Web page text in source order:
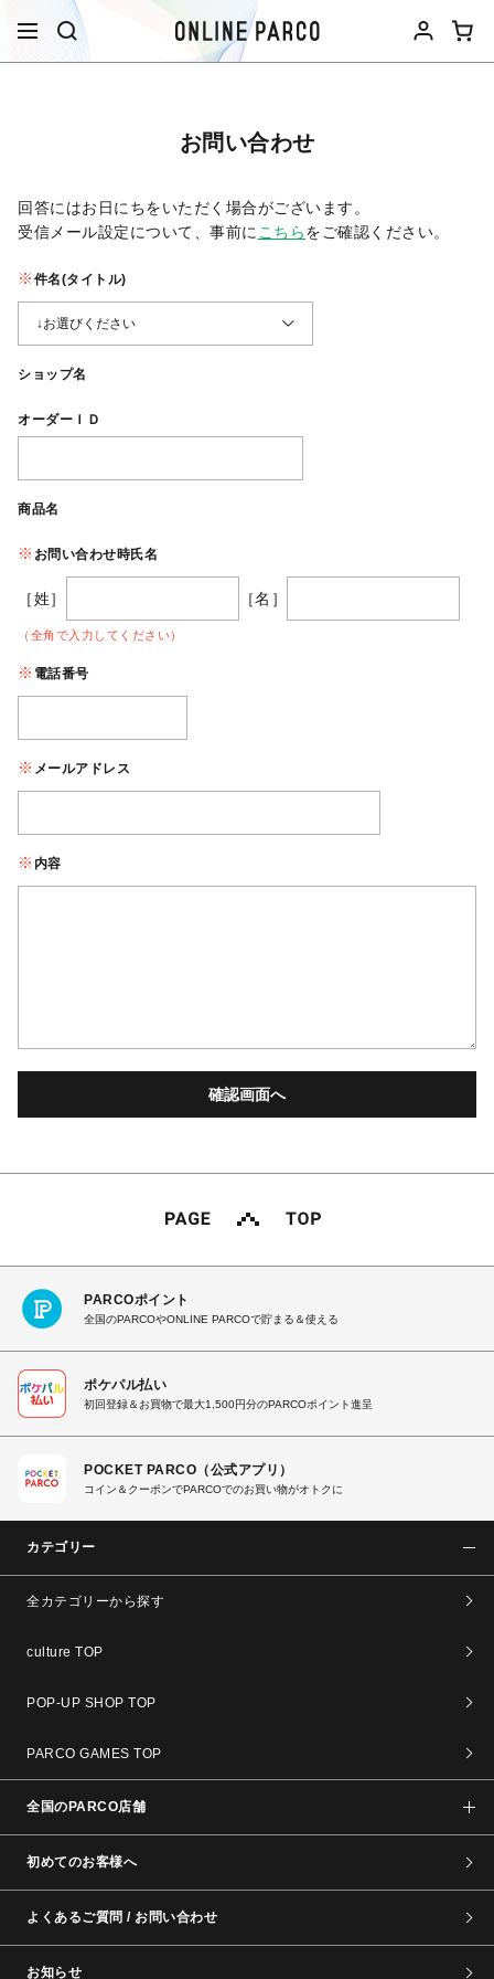
お問い合わせ
回答にはお日にちをいただく場合がございます。
受信メール設定について、事前に こちらをご確認ください。​
件名(タイトル)
ショップ名
オーダーＩＤ
商品名
お問い合わせ時氏名
［姓］ ［名］
（全角で入力してください）
電話番号
メールアドレス
内容
PARCOポイント
全国のPARCOやONLINE PARCOで貯まる＆使える
ポケパル払い
初回登録＆お買物で最大1,500円分のPARCOポイント進呈
POCKET PARCO（公式アプリ）
コイン＆クーポンでPARCOでのお買い物がオトクに
カテゴリー
全カテゴリーから探す
culture TOP
POP-UP SHOP TOP
PARCO GAMES TOP
全国のPARCO店舗
初めてのお客様へ
よくあるご質問 / お問い合わせ
お知らせ